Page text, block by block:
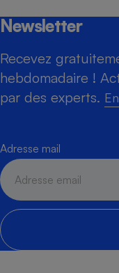
Newsletter
Recevez
hebdomadaire !
par des experts.
Adresse mail